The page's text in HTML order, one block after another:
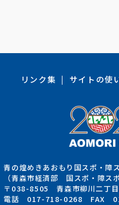
リンク集 サイトの使
青の煌めきあおもり国スポ・障
（青森市経済部 国スポ・障ス
〒038-8505 青森市柳川二丁
電話 017-718-0268 FAX